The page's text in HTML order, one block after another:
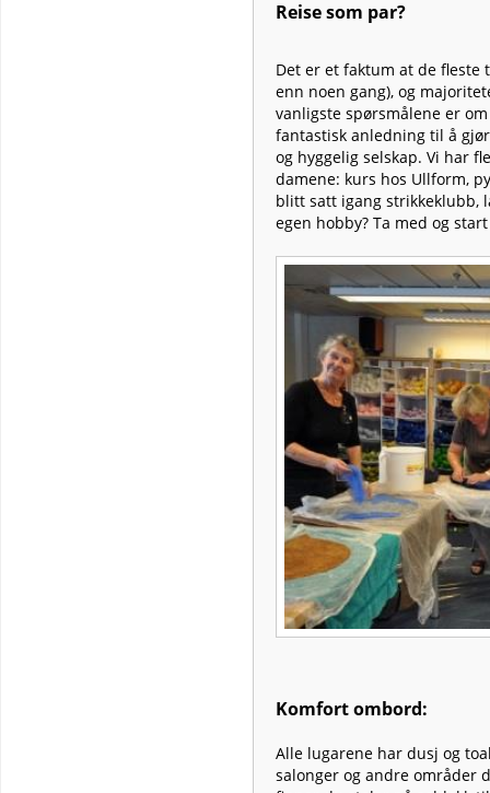
Reise som par?
Det er et faktum at de
enn noen gang), og
vanligste spørsmålene er
fantastisk anledning til å
og hyggelig selskap. Vi har
damene: kurs hos Ullform,
blitt satt igang strikkeklubb,
egen hobby? Ta med og
Komfort ombord:
Alle lugarene har dusj og
salonger og andre områder